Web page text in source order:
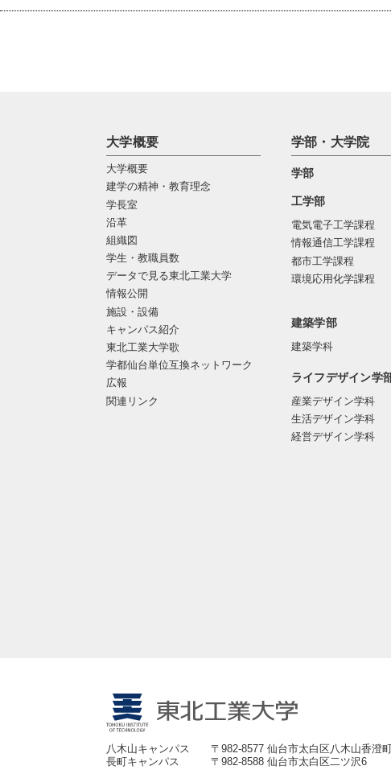
大学概要
大学概要
建学の精神・教育理念
学長室
沿革
組織図
学生・教職員数
データで見る東北工業大学
情報公開
施設・設備
キャンパス紹介
東北工業大学歌
学都仙台単位互換ネットワーク
広報
関連リンク
学部・大学院
学部
工学部
電気電子工学課程
情報通信工学課程
都市工学課程
環境応用化学課程
建築学部
建築学科
ライフデザイン学
産業デザイン学科
生活デザイン学科
経営デザイン学科
八木山キャンパス
〒982-8577 仙台市太白区八木山香澄
長町キャンパス
〒982-8588 仙台市太白区二ツ沢6